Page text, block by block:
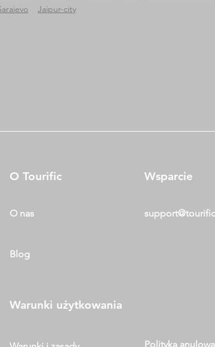
Jaipur-city
O Tourific Wsparcie
O nas
Blog
Warunki użytkowania
Polityka